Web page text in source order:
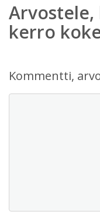
kerro
Kommentti,